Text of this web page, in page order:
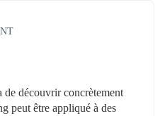
de découvrir concrètement
peut être appliqué à des